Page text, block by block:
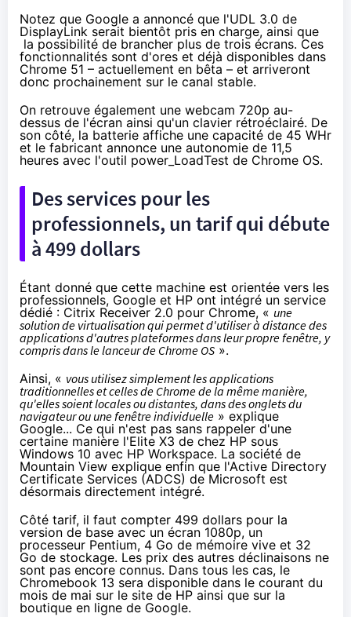
Notez que Google a annoncé que l'UDL 3.0 de
DisplayLink serait bientôt pris en charge, ainsi que
la possibilité de brancher plus de trois écrans. Ces
fonctionnalités sont d'ores et déjà disponibles dans
Chrome 51 – actuellement en bêta – et arriveront
donc prochainement sur le canal stable.
On retrouve également une webcam 720p au-
dessus de l'écran ainsi qu'un clavier rétroéclairé. De
son côté, la batterie affiche une capacité de 45 WHr
et le fabricant annonce une autonomie de 11,5
heures avec l'outil power_LoadTest de Chrome OS.
Des services pour les
professionnels, un tarif qui débute
à 499 dollars
Étant donné que cette machine est orientée vers les
professionnels, Google et HP ont intégré un service
dédié : Citrix Receiver 2.0 pour Chrome, « une
solution de virtualisation qui permet d'utiliser à distance des
applications d'autres plateformes dans leur propre fenêtre, y
compris dans le lanceur de Chrome OS ».
Ainsi, « vous utilisez simplement les applications
traditionnelles et celles de Chrome de la même manière,
qu'elles soient locales ou distantes, dans des onglets du
navigateur ou une fenêtre individuelle » explique
Google... Ce qui n'est pas sans rappeler d'une
certaine manière l'Elite X3 de chez HP sous
Windows 10 avec HP Workspace. La société de
Mountain View explique enfin que l'Active Directory
Certificate Services (ADCS) de Microsoft est
désormais directement intégré.
Côté tarif, il faut compter 499 dollars pour la
version de base avec un écran 1080p, un
processeur Pentium, 4 Go de mémoire vive et 32
Go de stockage. Les prix des autres déclinaisons ne
sont pas encore connus. Dans tous les cas, le
Chromebook 13 sera disponible dans le courant du
mois de mai sur le site de HP ainsi que sur la
boutique en ligne de Google.